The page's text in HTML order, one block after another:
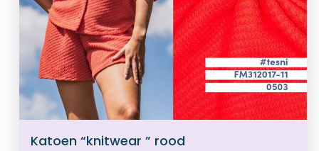
Katoen “knitwear ” rood